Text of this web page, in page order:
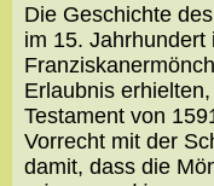
Die Geschichte
im 15.
Erlaubnis
Testament von
Vorrecht mit der
damit, dass die